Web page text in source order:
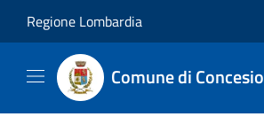
Regione Lombardia
Comune di Concesio